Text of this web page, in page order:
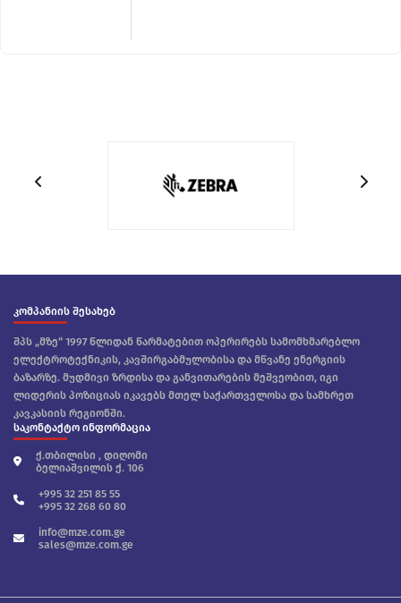
კომპანიის შესახებ
შპს „მზე“ 1997 წლიდან წარმატებით ოპერირებს სამომხმარებლო
ელექტროტექნიკის, კავშირგაბმულობისა და მწვანე ენერგიის
ბაზარზე. მუდმივი ზრდისა და განვითარების მეშვეობით, იგი
ლიდერის პოზიციას იკავებს მთელ საქართველოსა და სამხრეთ
კავკასიის რეგიონში.
საკონტაქტო ინფორმაცია
ქ.თბილისი , დიღომი
ბელიაშვილის ქ. 106
+995 32 251 85 55
+995 32 268 60 80
info@mze.com.ge
sales@mze.com.ge